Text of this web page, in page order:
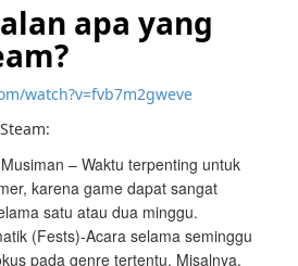
apa yang
watch?v=fvb7m2gweve
– Waktu terpenting untuk
karena game dapat sangat
satu atau dua minggu.
(Fests)-Acara selama seminggu
pada genre tertentu. Misalnya,